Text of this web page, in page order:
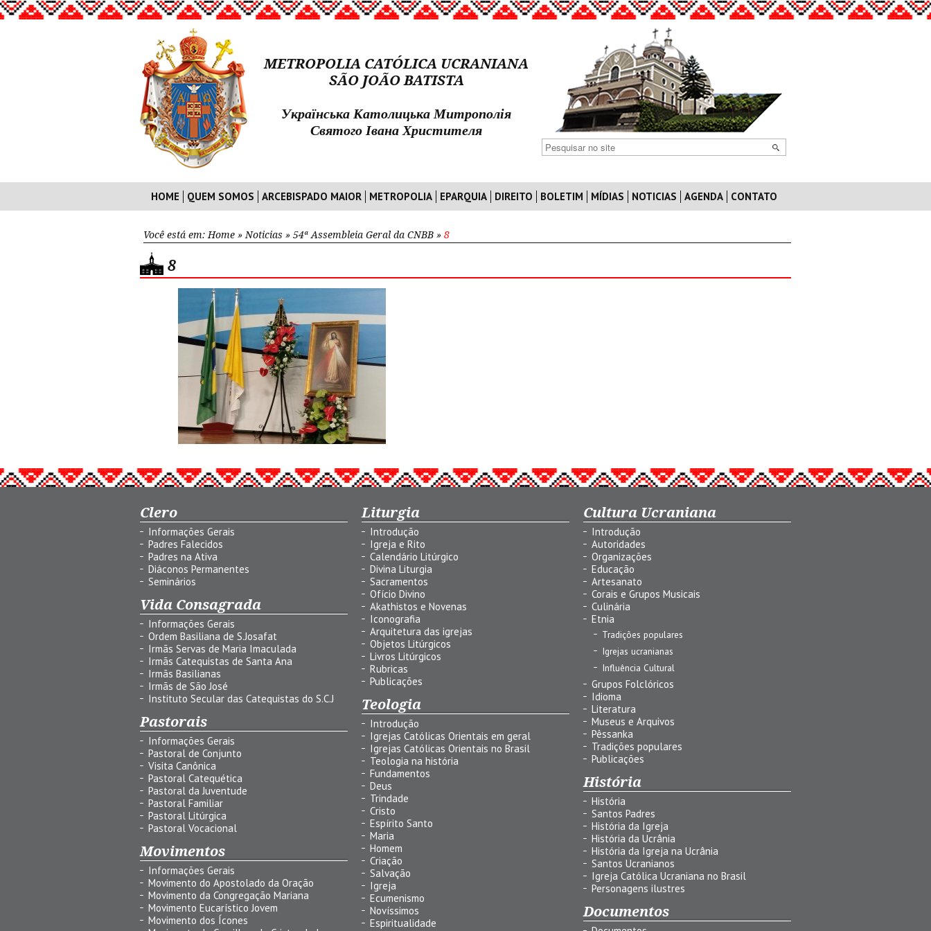
METROPOLIA CATÓLICA UCRANIANA
SÃO JOÃO BATISTA
Українська Католицька Митрополія
Святого Івана Христителя
HOME QUEM SOMOS ARCEBISPADO MAIOR METROPOLIA EPARQUIA DIREITO BOLETIM MÍDIAS NOTICIAS AGENDA CONTATO
Você está em: Home » Noticias » 54ª Assembleia Geral da CNBB » 8
8
Clero
Informações Gerais
Padres Falecidos
Padres na Ativa
Diáconos Permanentes
Seminários
Vida Consagrada
Informações Gerais
Ordem Basiliana de S.Josafat
Irmãs Servas de Maria Imaculada
Irmãs Catequistas de Santa Ana
Irmãs Basilianas
Irmãs de São José
Instituto Secular das Catequistas do S.C.J
Pastorais
Informações Gerais
Pastoral de Conjunto
Visita Canônica
Pastoral Catequética
Pastoral da Juventude
Pastoral Familiar
Pastoral Litúrgica
Pastoral Vocacional
Movimentos
Informações Gerais
Movimento do Apostolado da Oração
Movimento da Congregação Mariana
Movimento Eucarístico Jovem
Movimento dos Ícones
Liturgia
Introdução
Igreja e Rito
Calendário Litúrgico
Divina Liturgia
Sacramentos
Ofício Divino
Akathistos e Novenas
Iconografia
Arquitetura das igrejas
Objetos Litúrgicos
Livros Litúrgicos
Rubricas
Publicações
Teologia
Introdução
Igrejas Católicas Orientais em geral
Igrejas Católicas Orientais no Brasil
Teologia na história
Fundamentos
Deus
Trindade
Cristo
Espírito Santo
Maria
Homem
Criação
Salvação
Igreja
Ecumenismo
Novíssimos
Espiritualidade
Cultura Ucraniana
Introdução
Autoridades
Organizações
Educação
Artesanato
Corais e Grupos Musicais
Culinária
Etnia
Tradições populares
Igrejas ucranianas
Influência Cultural
Grupos Folclóricos
Idioma
Literatura
Museus e Arquivos
Pêssanka
Tradições populares
Publicações
História
História
Santos Padres
História da Igreja
História da Ucrânia
História da Igreja na Ucrânia
Santos Ucranianos
Igreja Católica Ucraniana no Brasil
Personagens ilustres
Documentos